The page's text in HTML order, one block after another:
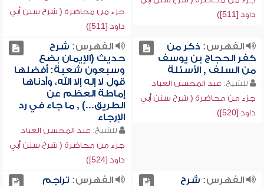
داود [511])
جزء من محاضرة ( شرح سنن أبي
داود [511])
الفهرس: ذكر من
كفر الحجاج بن يوسف
من السلف , الأسئلة
للشيخ: عبد المحسن العباد
جزء من محاضرة ( شرح سنن أبي
داود [520])
الفهرس: شرح
حديث (الإيمان بضع
وسبعون شعبة: أفضلها
قول لا إله إلا الله، وأدناها
إماطة العظم عن
الطريق...) , ما جاء في رد
الإرجاء
للشيخ: عبد المحسن العباد
جزء من محاضرة ( شرح سنن أبي
داود [524])
الفهرس: شرح
الفهرس: تراجم